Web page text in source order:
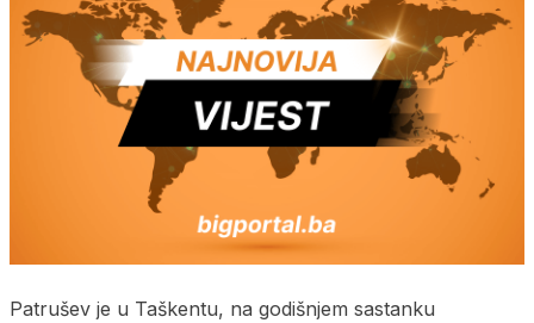
Patrušev je u Taškentu, na godišnjem sastanku